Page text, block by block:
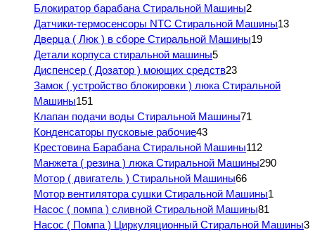
Блокиратор барабана Стиральной Машины2
Датчики-термосенсоры NTC Стиральной Машины13
Дверца ( Люк ) в сборе Стиральной Машины19
Детали корпуса стиральной машины5
Диспенсер ( Дозатор ) моющих средств23
Замок ( устройство блокировки ) люка Стиральной
Машины151
Клапан подачи воды Стиральной Машины71
Конденсаторы пусковые рабочие43
Крестовина Барабана Стиральной Машины112
Манжета ( резина ) люка Стиральной Машины290
Мотор ( двигатель ) Стиральной Машины66
Мотор вентилятора сушки Стиральной Машины1
Насос ( помпа ) сливной Стиральной Машины81
Насос ( Помпа ) Циркуляционный Стиральной Машины3